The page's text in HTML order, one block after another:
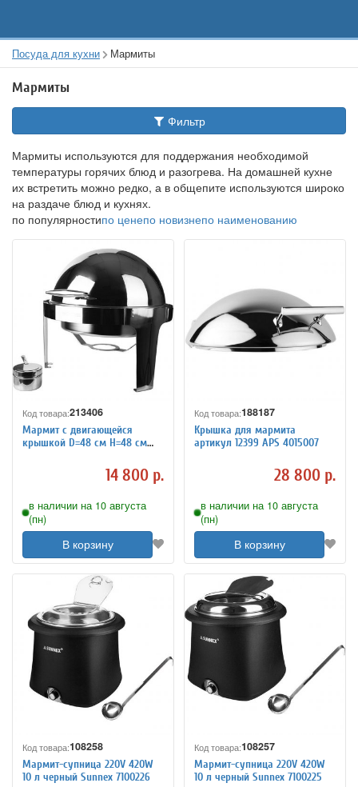
Посуда для кухни Мармиты
Мармиты
Фильтр
Мармиты используются для поддержания необходимой
температуры горячих блюд и разогрева. На домашней кухне
их встретить можно редко, а в общепите используются широко
на раздаче блюд и кухнях.
по популярностипо ценепо новизнепо наименованию
Код товара:213406
Мармит с двигающейся
крышкой D=48 см H=48 см
14 800 р.
в наличии на 10 августа
(пн)
В корзину
Код товара:188187
Крышка для мармита
артикул 12399 APS 4015007
28 800 р.
в наличии на 10 августа
(пн)
В корзину
Код товара:108258
Мармит-супница 220V 420W
10 л черный Sunnex 7100226
Код товара:108257
Мармит-супница 220V 420W
10 л черный Sunnex 7100225